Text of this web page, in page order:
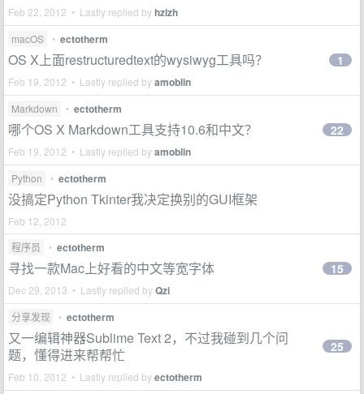
Feb 22, 2012 • Lastly replied byhzlzh
macOS • ectotherm
OS X上面restructuredtext的wysiwyg工具吗？
Feb 19, 2012 • Lastly replied byamoblin
1
Markdown • ectotherm
哪个OS X Markdown工具支持10.6和中文？
Feb 19, 2012 • Lastly replied byamoblin
22
Python • ectotherm
没搞定Python Tkinter我决定换别的GUI框架
Feb 12, 2012
程序员
• ectotherm
寻找一款Mac上好看的中文等宽字体
Dec 29, 2013 • Lastly replied byQzi
15
分享发现 • ectotherm
又一编辑神器Sublime Text 2，不过我碰到几个问
题，懂得进来帮帮忙
Feb 10, 2012 • Lastly replied byectotherm
25